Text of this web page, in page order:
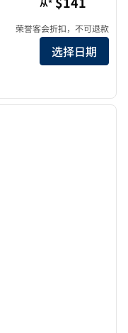
的酒店详情
从*
荣誉客会折扣，不可退款
选择日期
1/12
下一